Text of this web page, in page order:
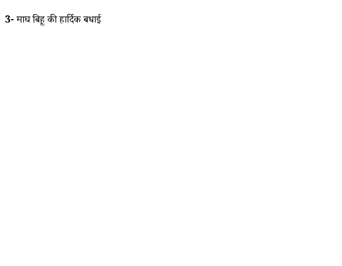
3-माघ बिहू की हार्दिक बधाई